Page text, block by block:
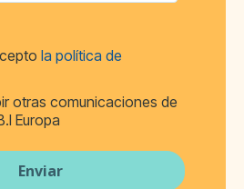
la política de
otras comunicaciones de
Europa